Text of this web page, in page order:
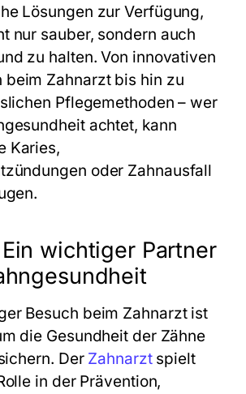
Lösungen zur Verfügung,
nur sauber, sondern auch
zu halten. Von innovativen
beim Zahnarzt bis hin zu
Pflegemethoden – wer
achtet, kann
Karies,
oder Zahnausfall
wichtiger Partner
Besuch beim Zahnarzt ist
die Gesundheit der Zähne
Der Zahnarztspielt
in der Prävention,